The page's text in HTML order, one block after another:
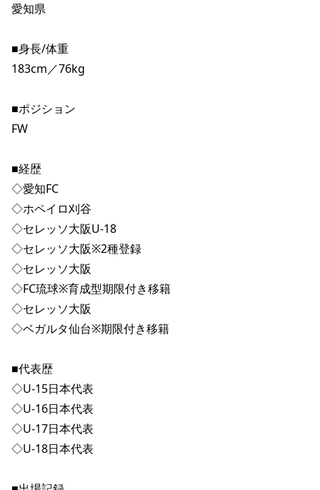
愛知県
■身長/体重
183cm／76kg
■ポジション
FW
■経歴
◇愛知FC
◇ホペイロ刈谷
◇セレッソ大阪U-18
◇セレッソ大阪※2種登録
◇セレッソ大阪
◇FC琉球※育成型期限付き移籍
◇セレッソ大阪
◇ベガルタ仙台※期限付き移籍
■代表歴
◇U-15日本代表
◇U-16日本代表
◇U-17日本代表
◇U-18日本代表